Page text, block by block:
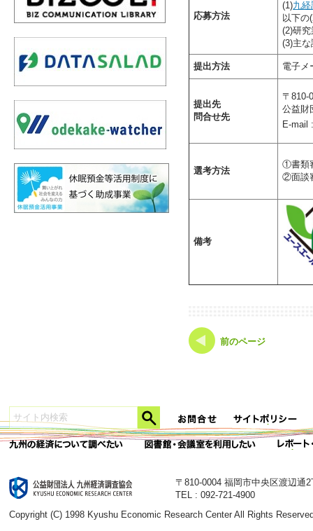
応募方法
(1)九
以下の
(2)研
(3)主
提出方法 電子メ
提出先
問合せ先
〒810-
公益財
E-mail
選考方法
①書類
②面談
備考
前のページ
〒810-0004 福岡市中央区渡辺通
TEL : 092-721-4900
Copyright (C) 1998 Kyushu Economic Research Center All Rights